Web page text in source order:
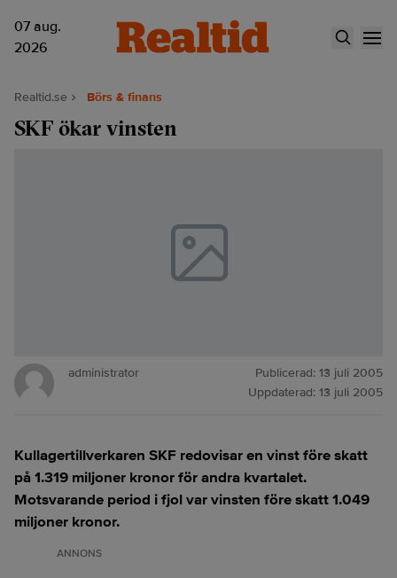
07 aug.
2026
Realtid.se Börs & finans
SKF ökar vinsten
administrator Publicerad: 13 juli 2005
Uppdaterad: 13 juli 2005
Kullagertillverkaren SKF redovisar en vinst före skatt
på 1.319 miljoner kronor för andra kvartalet.
Motsvarande period i fjol var vinsten före skatt 1.049
miljoner kronor.
ANNONS